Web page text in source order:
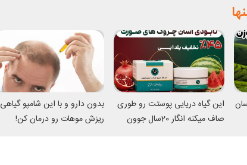
این گیاه دریایی پوستت رو طوری
صاف میکنه انگار 20سال جوون
بدون دارو و با این شامپو گیاهی
ریزش موهات رو درمان کن!